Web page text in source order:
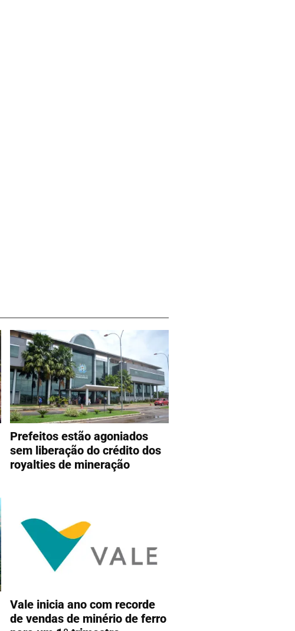
Prefeitos estão agoniados
sem liberação do crédito dos
royalties de mineração
Vale inicia ano com recorde
de vendas de minério de ferro